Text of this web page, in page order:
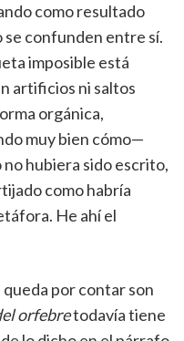
como resultado
confunden entre sí.
imposible está
artificios ni saltos
orgánica,
muy bien cómo—
hubiera sido escrito,
como habría
He ahí el
queda por contar son
orfebretodavía tiene